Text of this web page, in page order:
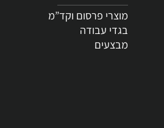
שירותים נוספים